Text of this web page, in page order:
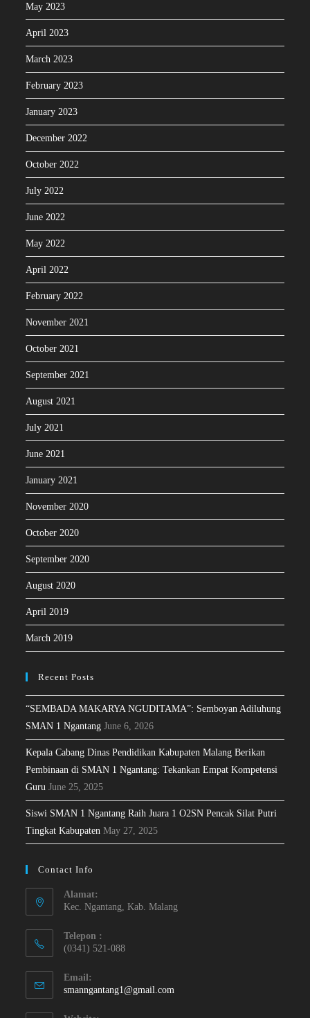
May 2023
April 2023
March 2023
February 2023
January 2023
December 2022
October 2022
July 2022
June 2022
May 2022
April 2022
February 2022
November 2021
October 2021
September 2021
August 2021
July 2021
June 2021
January 2021
November 2020
October 2020
September 2020
August 2020
April 2019
March 2019
Recent Posts
“SEMBADA MAKARYA NGUDITAMA”: Semboyan Adiluhung
SMAN 1 Ngantang June 6, 2026
Kepala Cabang Dinas Pendidikan Kabupaten Malang Berikan
Pembinaan di SMAN 1 Ngantang: Tekankan Empat Kompetensi
Guru June 25, 2025
Siswi SMAN 1 Ngantang Raih Juara 1 O2SN Pencak Silat Putri
Tingkat Kabupaten May 27, 2025
Contact Info
Alamat:
Kec. Ngantang, Kab. Malang
Telepon :
(0341) 521-088
Email:
smanngantang1@gmail.com